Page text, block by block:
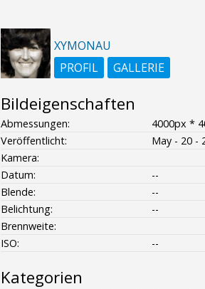
XYMONAU
PROFIL
GALLERIE
Bildeigenschaften
Abmessungen:
4000px *
Veröffentlicht:
May - 20 -
Kamera:
Datum:
--
Blende:
--
Belichtung:
--
Brennweite:
ISO:
--
Kategorien